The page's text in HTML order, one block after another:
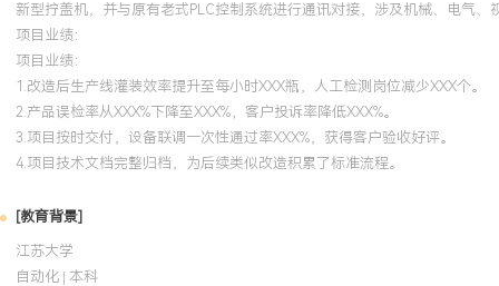
新型拧盖机，并与原有老式PLC控制系统进行通讯对接，涉及机械、电气
项目业绩：
项目业绩：
1.改造后生产线灌装效率提升至每小时XXX瓶，人工检测岗位减少XXX个。
2.产品误检率从XXX%下降至XXX%，客户投诉率降低XXX%。
3.项目按时交付，设备联调一次性通过率XXX%，获得客户验收好评。
4.项目技术文档完整归档，为后续类似改造积累了标准流程。
[教育背景]
江苏大学
自动化 | 本科